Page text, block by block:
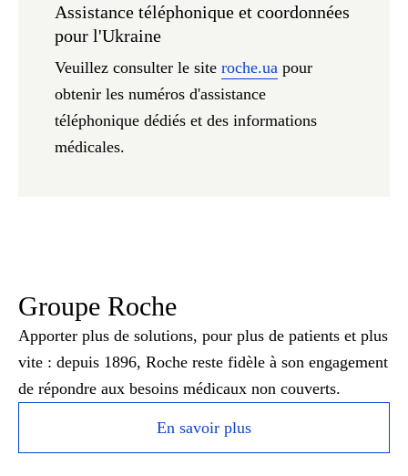
Assistance téléphonique et coordonnées
pour l'Ukraine
Veuillez consulter le site roche.ua pour
obtenir les numéros d'assistance
téléphonique dédiés et des informations
médicales.
Groupe Roche
Apporter plus de solutions, pour plus de patients et plus
vite : depuis 1896, Roche reste fidèle à son engagement
de répondre aux besoins médicaux non couverts.
En savoir plus